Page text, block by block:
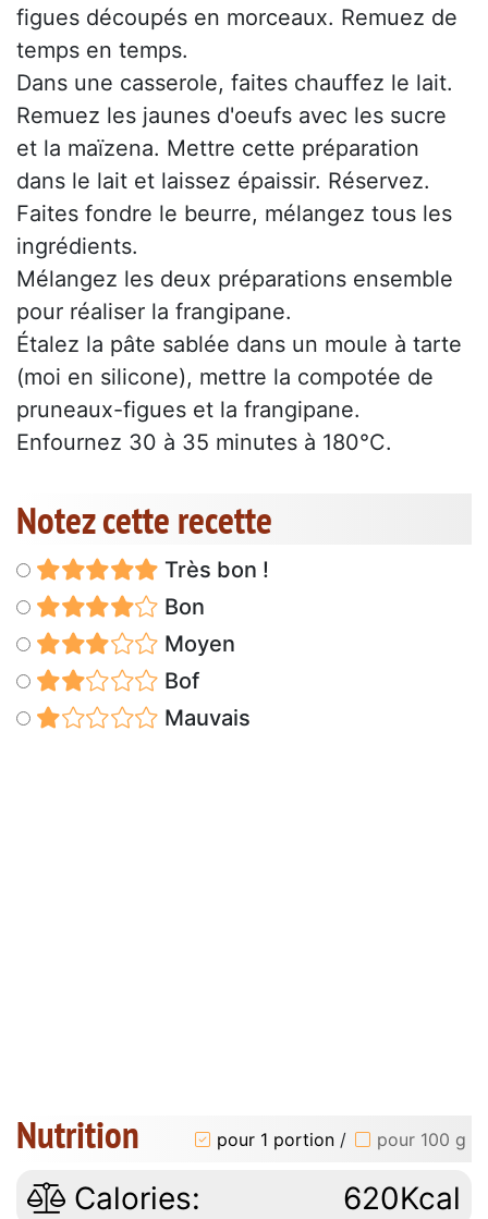
figues découpés en morceaux. Remuez de
temps en temps.
Dans une casserole, faites chauffez le lait.
Remuez les jaunes d'oeufs avec les sucre
et la maïzena. Mettre cette préparation
dans le lait et laissez épaissir. Réservez.
Faites fondre le beurre, mélangez tous les
ingrédients.
Mélangez les deux préparations ensemble
pour réaliser la frangipane.
Étalez la pâte sablée dans un moule à tarte
(moi en silicone), mettre la compotée de
pruneaux-figues et la frangipane.
Enfournez 30 à 35 minutes à 180°C.
Notez cette recette
Très bon !
Bon
Moyen
Bof
Mauvais
Nutrition pour 1 portion / pour 100 g
Calories: 620Kcal